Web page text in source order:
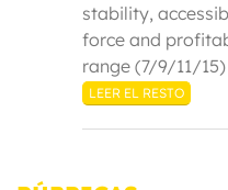
stability,
force and
range (7/9/11/
LEER EL RESTO